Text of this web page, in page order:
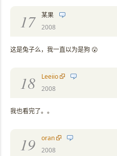
17
某果
2008
这是兔子么，我一直以为是狗 😮
18
Leeiio
2008
我也看完了。。
19
oran
2008